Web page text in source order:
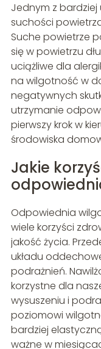
Jednym z
suchości
Suche powietrze
się w powietrzu
uciążliwe dla
na wilgotność w
negatywnych
utrzymanie
pierwszy krok w
środowiska
Jakie
Odpowiednia
wiele korzyści
jakość życia.
układu
podrażnień.
korzystne dla
wysuszeniu i
poziomowi
bardziej
ważne w